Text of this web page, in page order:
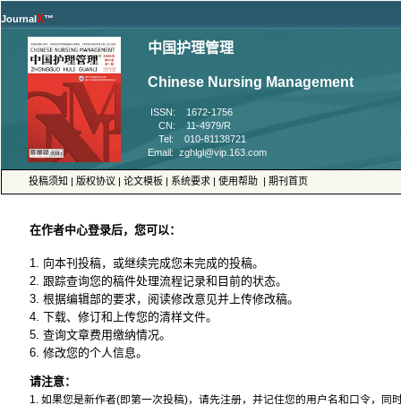
™
ISSN: 1672-1756
CN: 11-4979/R
Tel: 010-81138721
| | | | |